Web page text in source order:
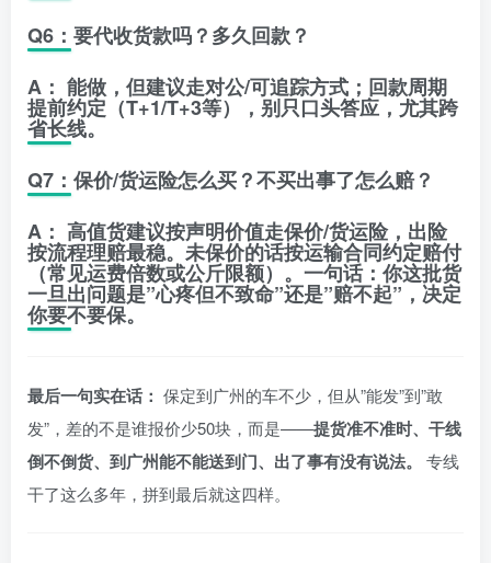
Q6：要代收货款吗？多久回款？
A： 能做，但建议走对公/可追踪方式；回款周期
提前约定（T+1/T+3等），别只口头答应，尤其跨
省长线。
Q7：保价/货运险怎么买？不买出事了怎么赔？
A： 高值货建议按声明价值走保价/货运险，出险
按流程理赔最稳。未保价的话按运输合同约定赔付
（常见运费倍数或公斤限额）。一句话： 你这批货
一旦出问题是”心疼但不致命”还是”赔不起”，决定
你要不要保。
最后一句实在话： 保定到广州的车不少，但从”能发”到”敢
发”，差的不是谁报价少50块，而是——提货准不准时、干线
倒不倒货、到广州能不能送到门、出了事有没有说法。
专线
干了这么多年，拼到最后就这四样。